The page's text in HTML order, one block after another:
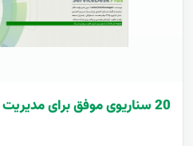
20 سناریوی موفق برای مدیریت آسان انفورماتیک